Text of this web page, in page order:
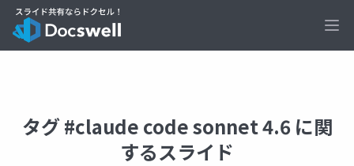
タグ #claude code sonnet 4.6 に関
するスライド